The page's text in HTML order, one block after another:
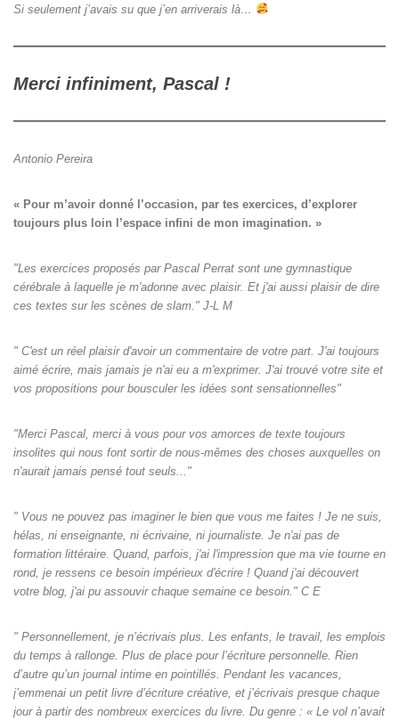
Si seulement j’avais su que j’en arriverais là…
Merci infiniment, Pascal !
Antonio Pereira
« Pour m’avoir donné l’occasion, par tes exercices, d’explorer
toujours plus loin l’espace infini de mon imagination. »
"Les exercices proposés par Pascal Perrat sont une gymnastique
cérébrale à laquelle je m'adonne avec plaisir. Et j'ai aussi plaisir de dire
ces textes sur les scènes de slam." J-L M
" C'est un réel plaisir d'avoir un commentaire de votre part. J'ai toujours
aimé écrire, mais jamais je n'ai eu a m'exprimer. J'ai trouvé votre site et
vos propositions pour bousculer les idées sont sensationnelles"
"Merci Pascal, merci à vous pour vos amorces de texte toujours
insolites qui nous font sortir de nous-mêmes des choses auxquelles on
n'aurait jamais pensé tout seuls‌..."
" Vous ne pouvez pas imaginer le bien que vous me faites ! Je ne suis,
hélas, ni enseignante, ni écrivaine, ni journaliste. Je n'ai pas de
formation littéraire. Quand, parfois, j'ai l'impression que ma vie tourne en
rond, je ressens ce besoin impérieux d'écrire ! Quand j'ai découvert
votre blog, j'ai pu assouvir chaque semaine ce besoin." C E
" Personnellement, je n’écrivais plus. Les enfants, le travail, les emplois
du temps à rallonge. Plus de place pour l’écriture personnelle. Rien
d’autre qu’un journal intime en pointillés. Pendant les vacances,
j’emmenai un petit livre d’écriture créative, et j’écrivais presque chaque
jour à partir des nombreux exercices du livre. Du genre : « Le vol n’avait